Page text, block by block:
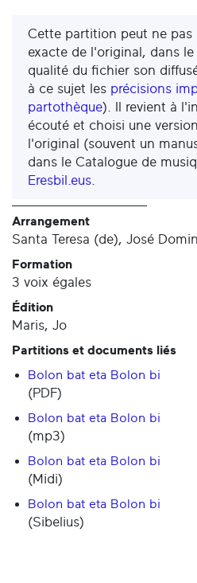
Cette partition peut ne pas
exacte de l'original, dans
qualité du fichier son
à ce sujet les précisions
partothèque). Il revient à
écouté et choisi une
l'original (souvent un
dans le Catalogue de
Eresbil.eus
Arrangement
Santa Teresa (de), José
Formation
3 voix égales
Édition
Maris, Jo
Partitions et documents liés
Bolon bat eta Bolon bi
(PDF)
Bolon bat eta Bolon bi
(mp3)
Bolon bat eta Bolon bi
(Midi)
Bolon bat eta Bolon bi
(Sibelius)